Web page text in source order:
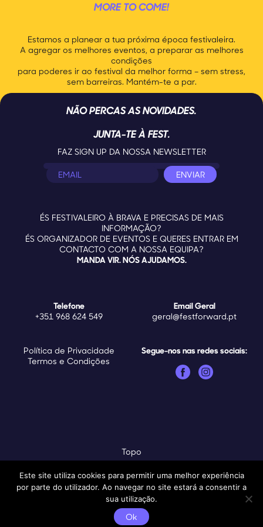
MORE TO COME!
Estamos a planear a tua próxima época festivaleira.
A agregar os melhores eventos, a preparar as melhores
condições
para poderes ir ao festival da melhor forma – sem stress,
sem barreiras. Mantém-te a par.
NÃO PERCAS AS NOVIDADES.
JUNTA-TE À FEST.
FAZ SIGN UP DA NOSSA NEWSLETTER
ÉS FESTIVALEIRO À BRAVA E PRECISAS DE MAIS
INFORMAÇÃO?
ÉS ORGANIZADOR DE EVENTOS E QUERES ENTRAR EM
CONTACTO COM A NOSSA EQUIPA?
MANDA VIR. NÓS AJUDAMOS.
Telefone
+351 968 624 549
Email Geral
geral@festforward.pt
Política de Privacidade
Termos e Condições
Segue-nos nas redes sociais:
Topo
© Copyright - Fest Forward.
Design by Super
Este site utiliza cookies para permitir uma melhor experiência
por parte do utilizador. Ao navegar no site estará a consentir a
sua utilização.
Ok